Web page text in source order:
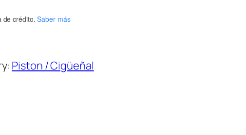
crédito. Saber más
Piston / Cigüeñal